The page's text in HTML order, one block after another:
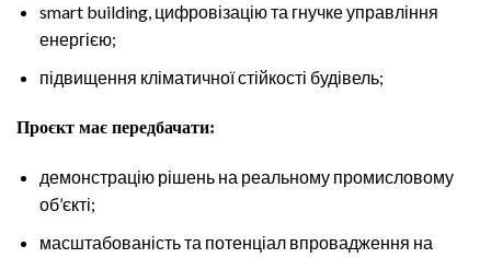
smart building, цифровізацію та гнучке управління
енергією;
підвищення кліматичної стійкості будівель;
Проєкт має передбачати:
демонстрацію рішень на реальному промисловому
об’єкті;
масштабованість та потенціал впровадження на